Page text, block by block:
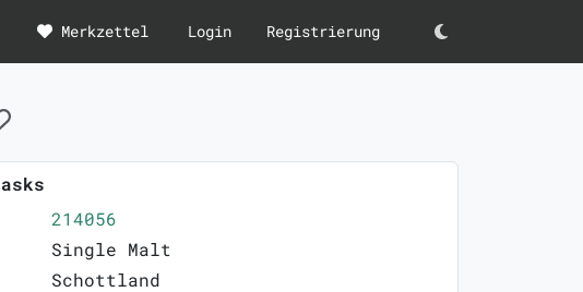
Merkzettel Login Registrierung Darkmode
214056
Single Malt
Schottland